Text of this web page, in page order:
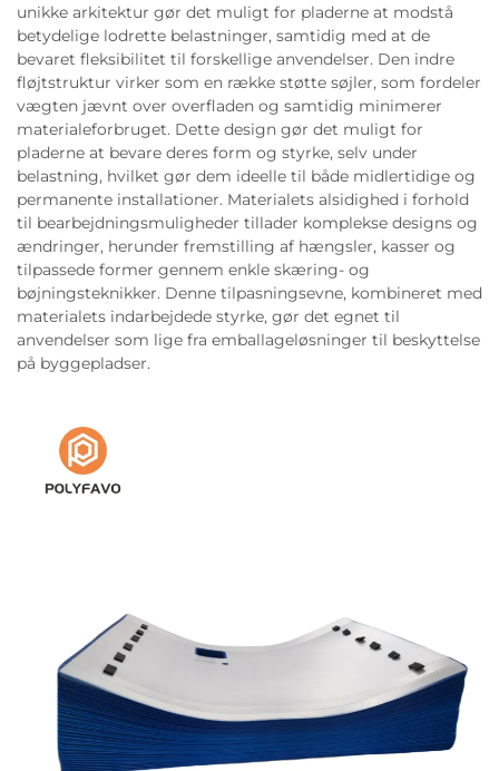
unikke arkitektur gør det muligt for pladerne at modstå
betydelige lodrette belastninger, samtidig med at de
bevaret fleksibilitet til forskellige anvendelser. Den indre
fløjtstruktur virker som en række støtte søjler, som fordeler
vægten jævnt over overfladen og samtidig minimerer
materialeforbruget. Dette design gør det muligt for
pladerne at bevare deres form og styrke, selv under
belastning, hvilket gør dem ideelle til både midlertidige og
permanente installationer. Materialets alsidighed i forhold
til bearbejdningsmuligheder tillader komplekse designs og
ændringer, herunder fremstilling af hængsler, kasser og
tilpassede former gennem enkle skæring- og
bøjningsteknikker. Denne tilpasningsevne, kombineret med
materialets indarbejdede styrke, gør det egnet til
anvendelser som lige fra emballageløsninger til beskyttelse
på byggepladser.